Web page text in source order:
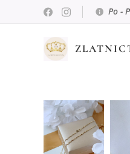
Po -